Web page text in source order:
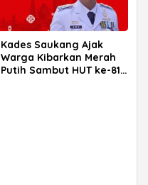
Kades Saukang Ajak
Warga Kibarkan Merah
Putih Sambut HUT ke-81